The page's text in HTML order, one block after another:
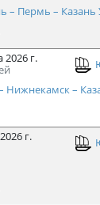
– Пермь – Казань
2026 г.
Нижнекамск –
г.